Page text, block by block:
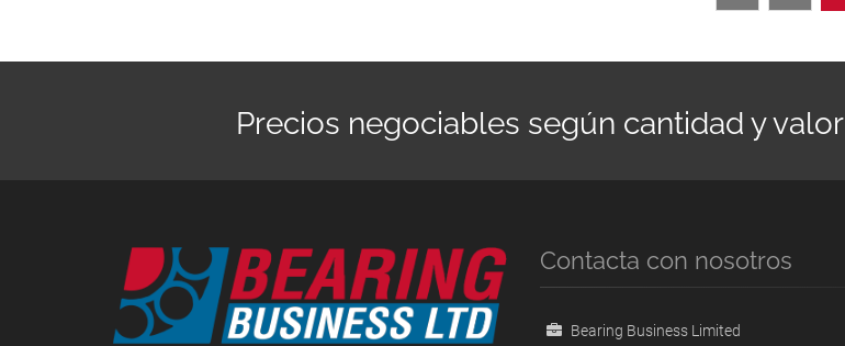
Precios negociables según cantidad y valor
Contacta con nosotros
Bearing Business Limited